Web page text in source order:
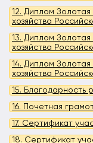
12. Диплом Золотая
хозяйства
13. Диплом Золотая
хозяйства
14. Диплом Золотая
хозяйства
15. Благодарность
16. Почетная
17. Сертификат
18. Сертификат